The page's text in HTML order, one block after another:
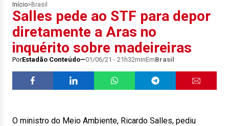
Início> Brasil
Salles pede ao STF para depor
diretamente a Aras no
inquérito sobre madeireiras
PorEstadão Conteúdo 01/06/21 - 21h32minEmBrasil
O ministro do Meio Ambiente, Ricardo Salles, pediu